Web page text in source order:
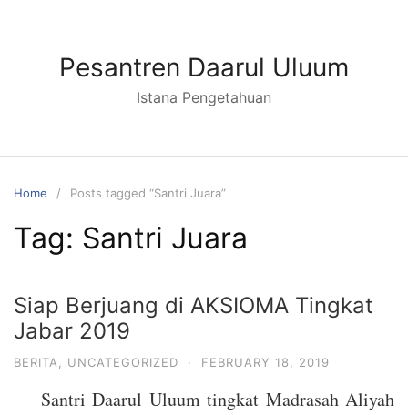
Pesantren Daarul Uluum
Istana Pengetahuan
Home Posts tagged “Santri Juara”
Tag: Santri Juara
Siap Berjuang di AKSIOMA Tingkat
Jabar 2019
BERITA UNCATEGORIZED · FEBRUARY 18, 2019
Santri Daarul Uluum tingkat Madrasah Aliyah